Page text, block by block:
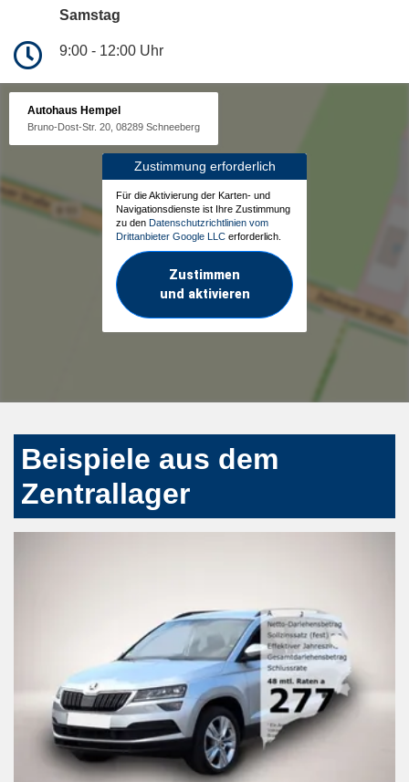
Samstag
9:00 - 12:00 Uhr
Autohaus Hempel
Bruno-Dost-Str. 20, 08289 Schneeberg
Zustimmung erforderlich
Für die Aktivierung der Karten- und
Navigationsdienste ist Ihre Zustimmung
zu den Datenschutzrichtlinien vom
Drittanbieter Google LLC erforderlich.
Zustimmen
und aktivieren
Beispiele aus dem
Zentrallager